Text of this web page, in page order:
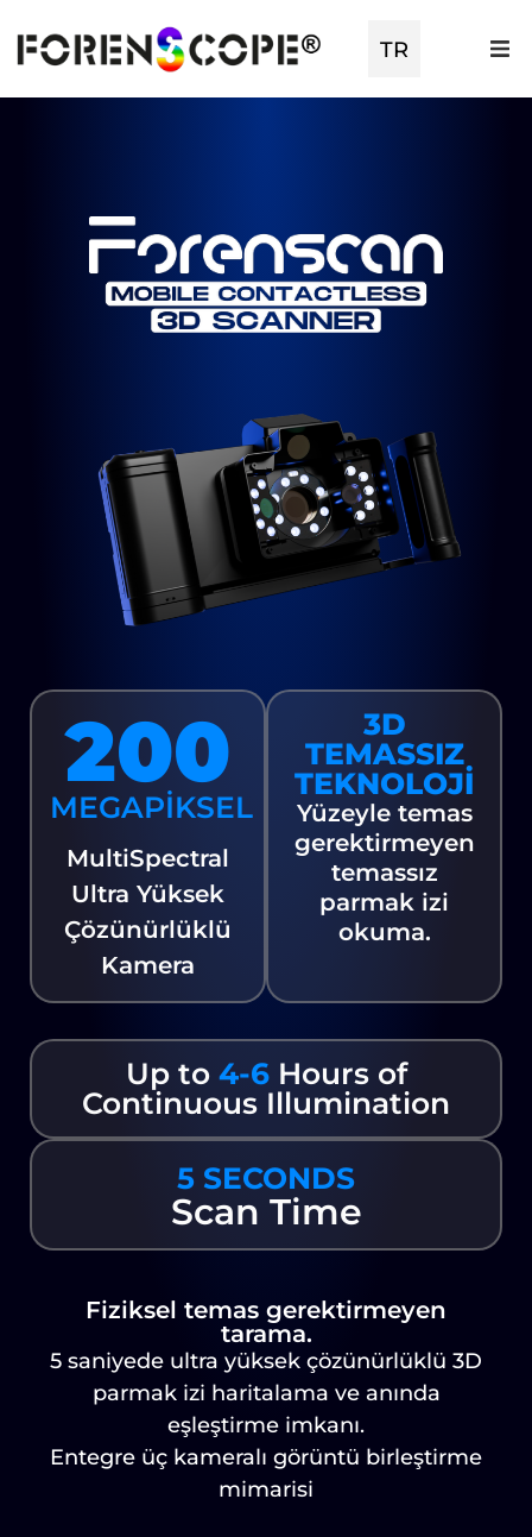
TR
EN
Fiziksel temas gerektirmeyen
tarama.
5 saniyede ultra yüksek çözünürlüklü 3D
parmak izi haritalama ve anında
eşleştirme imkanı.
Entegre üç kameralı görüntü birleştirme
mimarisi
200
MEGAPİKSEL
MultiSpectral
Ultra Yüksek
Çözünürlüklü
Kamera
3D
TEMASSIZ
TEKNOLOJİ
Yüzeyle temas
gerektirmeyen
temassız
parmak izi
okuma.
Up to 4-6Hours of
Continuous Illumination
5 SECONDS
Scan Time